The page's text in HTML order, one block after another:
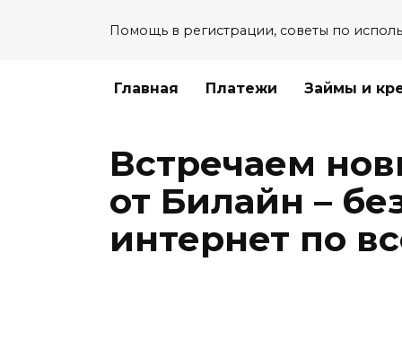
Помощь в регистрации, советы по
Главная Платежи Займы и
Встречаем
от Билайн –
интернет по